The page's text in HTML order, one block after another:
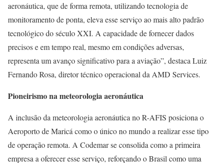
aeronáutica, que de forma remota, utilizando tecnologia de
monitoramento de ponta, eleva esse serviço ao mais alto padrão
tecnológico do século XXI. A capacidade de fornecer dados
precisos e em tempo real, mesmo em condições adversas,
representa um avanço significativo para a aviação”, destaca Luiz
Fernando Rosa, diretor técnico operacional da AMD Services.
Pioneirismo na meteorologia aeronáutica
A inclusão da meteorologia aeronáutica no R-AFIS posiciona o
Aeroporto de Maricá como o único no mundo a realizar esse tipo
de operação remota. A Codemar se consolida como a primeira
empresa a oferecer esse serviço, reforçando o Brasil como uma